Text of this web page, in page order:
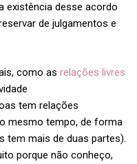
existência desse acordo
de julgamentos e
como as relações livres
tem relações
mesmo tempo, de forma
tem mais de duas partes).
porque não conheço,